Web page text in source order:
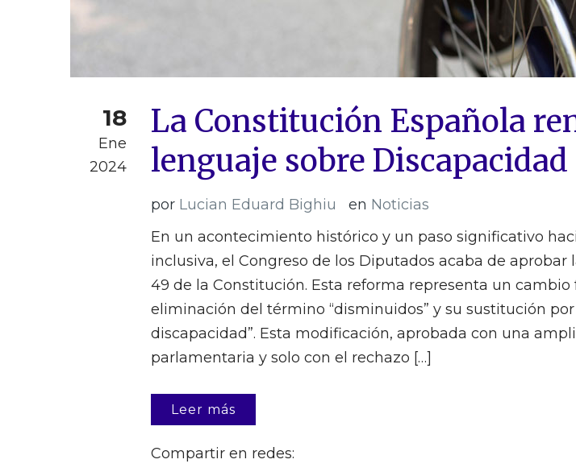
18
Ene
2024
La Constitución Española
lenguaje sobre Discapacidad
por Lucian Eduard Bighiu en Noticias
En un acontecimiento histórico y un paso significativo
inclusiva, el Congreso de los Diputados acaba de
49 de la Constitución. Esta reforma representa un
eliminación del término “disminuidos” y su sustitución por
discapacidad”. Esta modificación, aprobada con una
parlamentaria y solo con el rechazo […]
Leer más
Compartir en redes: